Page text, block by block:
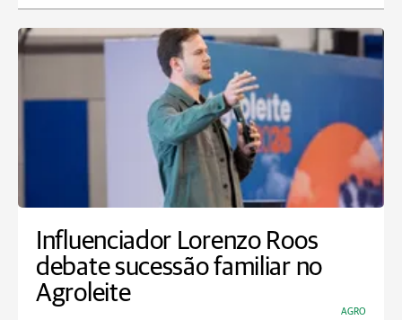
Influenciador Lorenzo Roos
debate sucessão familiar no
Agroleite
AGRO